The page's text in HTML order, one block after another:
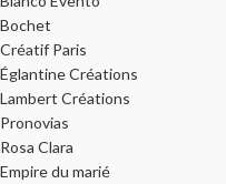
Bochet
Créatif Paris
Églantine Créations
Lambert Créations
Pronovias
Rosa Clara
Empire du marié